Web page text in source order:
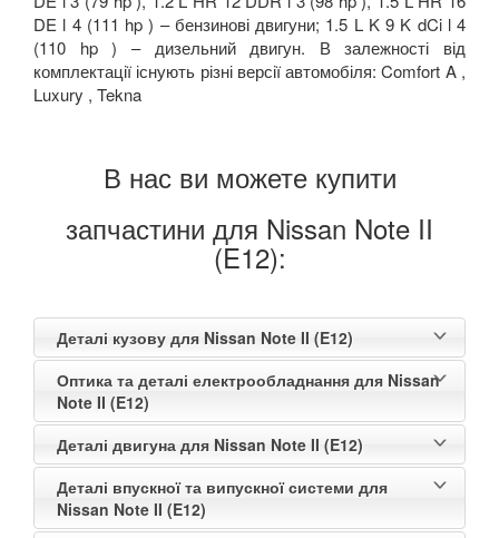
DE l 4 (111 hp ) – бензинові двигуни; 1.5 L K 9 K dCi l 4
(110 hp ) – дизельний двигун. В залежності від
комплектації існують різні версії автомобіля: Comfort A ,
Luxury , Tekna
В нас ви можете купити
запчастини для Nissan Note II
(E12):
Деталі кузову для Nissan Note II (E12)
Оптика та деталі електрообладнання для Nissan
Note II (E12)
Деталі двигуна для Nissan Note II (E12)
Деталі впускної та випускної системи для
Nissan Note II (E12)